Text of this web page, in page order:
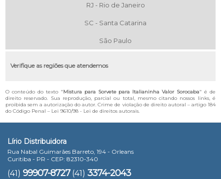
RJ - Rio de Janeiro
SC - Santa Catarina
São Paulo
Verifique as regiões que atendemos
O conteúdo do texto "Mistura para Sorvete para Italianinha Valor Sorocaba" é de
direito reservado. Sua reprodução, parcial ou total, mesmo citando nossos links, é
proibida sem a autorização do autor. Crime de violação de direito autoral – artigo 184
do Código Penal – Lei 9610/98 - Lei de direitos autorais.
Lírio Distribuidora
Rua Nabal Guimarães Barreto, 194 - Orleans
Curitiba - PR - CEP: 82310-340
(41) 99907-8727 (41) 3374-2043